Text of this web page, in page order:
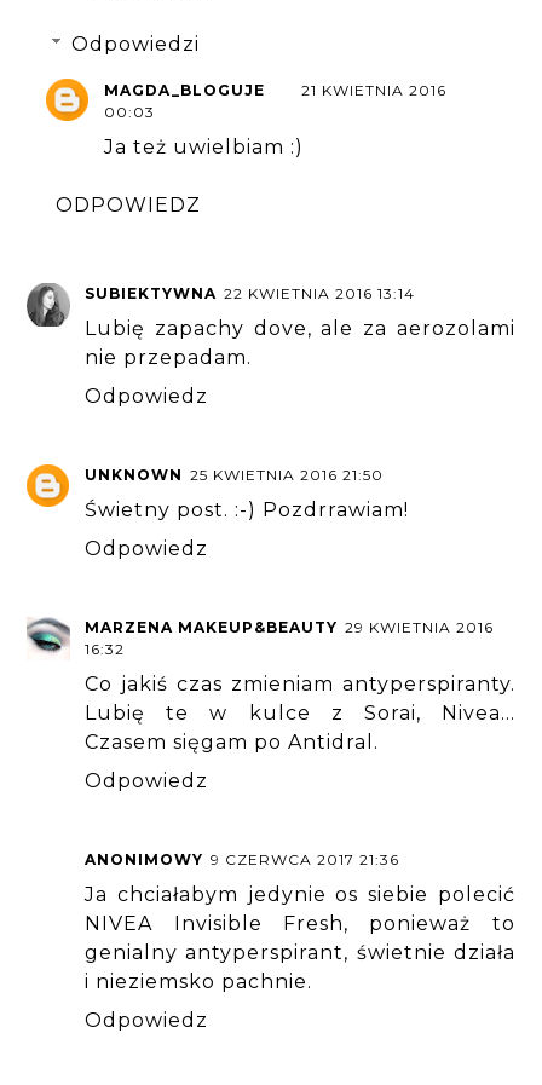
Odpowiedzi
MAGDA_BLOGUJE
21 KWIETNIA 2016
00:03
Ja też uwielbiam :)
ODPOWIEDZ
SUBIEKTYWNA 22 KWIETNIA 2016 13:14
Lubię zapachy dove, ale za aerozolami
nie przepadam.
Odpowiedz
UNKNOWN 25 KWIETNIA 2016 21:50
Świetny post. :-) Pozdrrawiam!
Odpowiedz
MARZENA MAKEUP&BEAUTY 29 KWIETNIA 2016
16:32
Co jakiś czas zmieniam antyperspiranty.
Lubię te w kulce z Sorai, Nivea...
Czasem sięgam po Antidral.
Odpowiedz
ANONIMOWY 9 CZERWCA 2017 21:36
Ja chciałabym jedynie os siebie polecić
NIVEA Invisible Fresh, ponieważ to
genialny antyperspirant, świetnie działa
i nieziemsko pachnie.
Odpowiedz